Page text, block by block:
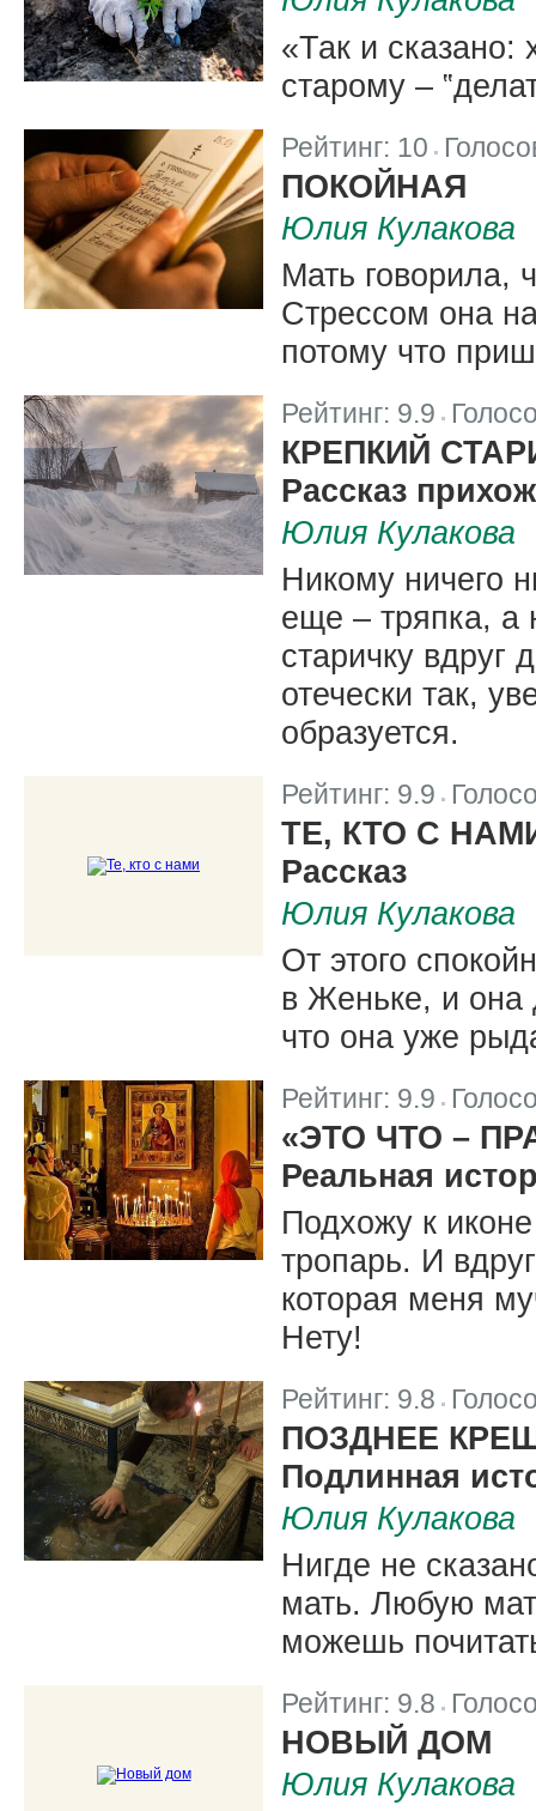
«Так и сказано:
старому –
Рейтинг: 10 |
ПОКОЙНАЯ
Юлия Кулакова
Мать говорила,
Стрессом она
потому что
Рейтинг: 9.9 |
КРЕПКИЙ
Рассказ
Юлия Кулакова
Никому ничего
еще – тряпка, а
старичку вдруг
отечески так,
образуется.
Рейтинг: 9.9 |
ТЕ, КТО С
Рассказ
Юлия Кулакова
От этого
в Женьке, и она
что она уже
Рейтинг: 9.9 |
«ЭТО ЧТО –
Реальная
Подхожу к
тропарь. И
которая меня
Нету!
Рейтинг: 9.8
ПОЗДНЕЕ
Подлинная
Юлия Кулакова
Нигде не
мать. Любую
можешь
Рейтинг: 9.8
НОВЫЙ ДОМ
Юлия Кулакова